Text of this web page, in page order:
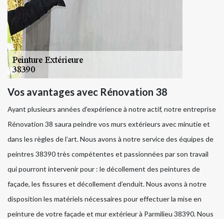
Vos avantages avec Rénovation 38
Ayant plusieurs années d’expérience à notre actif, notre entreprise
Rénovation 38 saura peindre vos murs extérieurs avec minutie et
dans les règles de l’art. Nous avons à notre service des équipes de
peintres 38390 très compétentes et passionnées par son travail
qui pourront intervenir pour : le décollement des peintures de
façade, les fissures et décollement d’enduit. Nous avons à notre
disposition les matériels nécessaires pour effectuer la mise en
peinture de votre façade et mur extérieur à Parmilieu 38390. Nous